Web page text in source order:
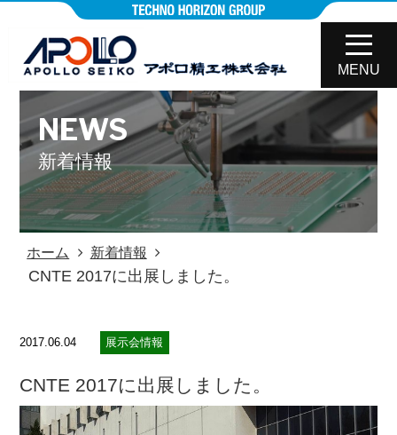
MENU
NEWS
新着情報
ホーム 新着情報
CNTE 2017に出展しました。
2017.06.04 展示会情報
CNTE 2017に出展しました。